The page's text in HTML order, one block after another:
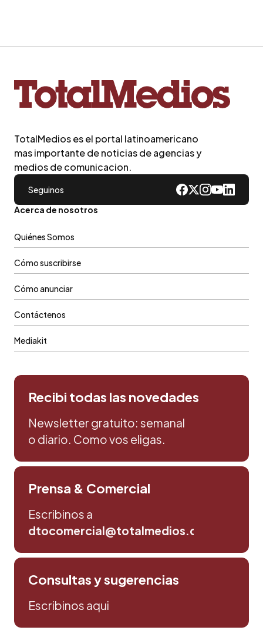
TotalMedios es el portal latinoamericano
mas importante de noticias de agencias y
medios de comunicacion.
Seguinos
Acerca de nosotros
Quiénes Somos
Cómo suscribirse
Cómo anunciar
Contáctenos
Mediakit
Recibi todas las novedades
Newsletter gratuito: semanal
o diario. Como vos eligas.
Prensa & Comercial
Escribinos a
dtocomercial@totalmedios.com
Consultas y sugerencias
Escribinos aqui